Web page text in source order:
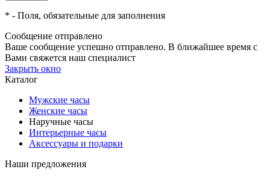
* - Поля, обязательные для заполнения
Сообщение отправлено
Ваше сообщение успешно отправлено. В ближайшее время с
Вами свяжется наш специалист
Закрыть окно
Каталог
Мужские часы
Женские часы
Наручные часы
Интерьерные часы
Аксессуары и подарки
Наши предложения